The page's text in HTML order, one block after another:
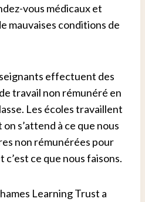
vous médicaux et
mauvaises conditions de
effectuent des
travail non rémunéré en
Les écoles travaillent
s’attend à ce que nous
non rémunérées pour
c’est ce que nous faisons.
Learning Trust a